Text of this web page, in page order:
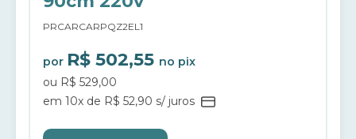
PRCARCARPQZ2EL1
por R$ 502,55 no pix
ou R$ 529,00
em 10x de R$ 52,90 s/ juros